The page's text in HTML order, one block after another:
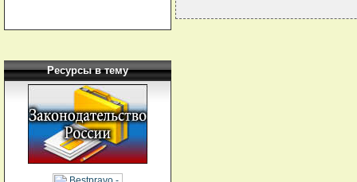
Ресурсы в тему